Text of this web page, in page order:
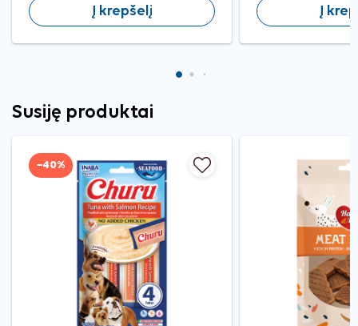
Į krepšelį Į
Susiję produktai
−40%